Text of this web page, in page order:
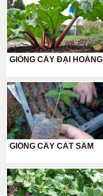
GIỐNG CÂY ĐẠI HOÀNG
GIỐNG CÂY CÁT SÂM